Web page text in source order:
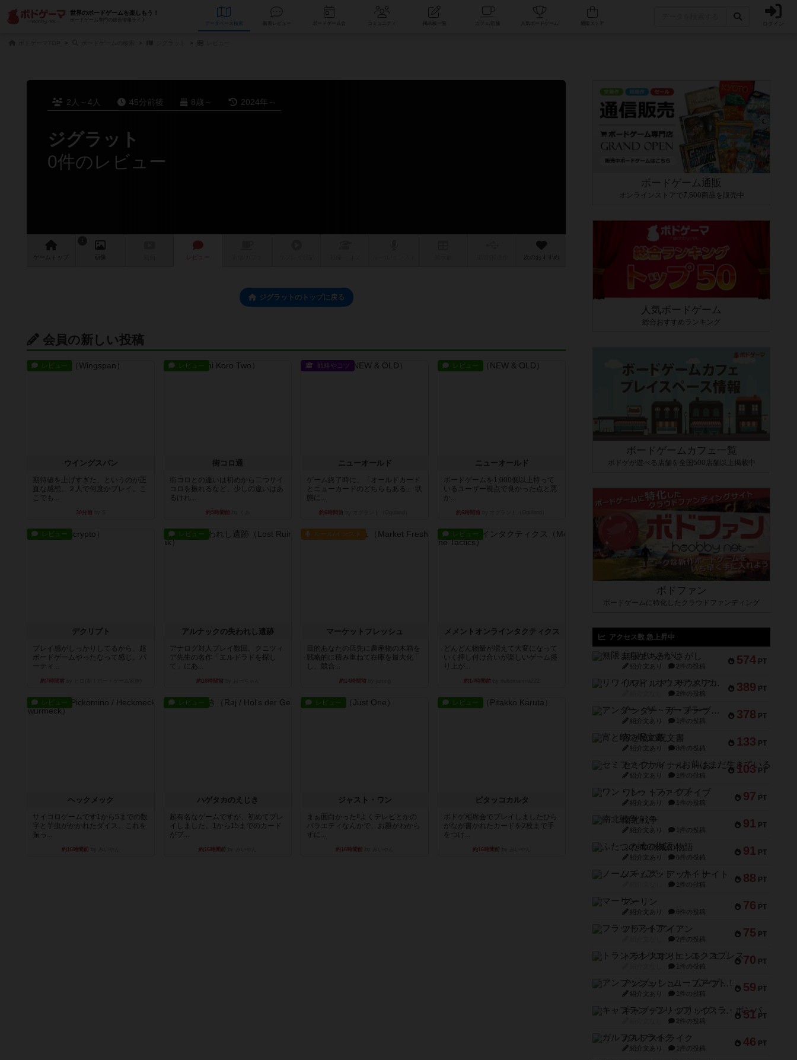
世界のボードゲームを楽しもう！
ボードゲーム専門の総合情報サイト
データベース コミュニティ 人気ボードゲーム ログイン
2人～4人 45分前後 8歳～ 2024年～
ジグラット
0件のレビュー
ゲーム 画像 レビュー 次のおすすめ
ジグラットのトップに戻る
会員の新しい投稿
レビュー
ウイングスパン
期待値を上げすぎた、というのが正
直な感想。２人で何度かプレイ。こ
こでも...
30分前
レビュー
街コロ通
街コロとの違いは初めから二つサイ
コロを振れるなど、少しの違いはあ
るけれ...
約5時間前
戦略やコツ
ニューオールド
ゲーム終了時に、「オールドカード
とニューカードのどちらもある」 状
態に...
約6時間前
レビュー
ニューオールド
ボードゲームを1,000個以上持って
いるユーザー視点で良かった点と悪
か...
約6時間前
レビュー
デクリプト
プレイ感がしっかりしてるから、超
ボードゲームやったなって感じ。パ
ーティ...
約7時間前
レビュー
アルナックの失われし遺跡
アナログ対人プレイ数回。クニツィ
ア先生の名作「エルドラドを探し
て」にあ...
約10時間前
ルール/インスト
マーケットフレッシュ
目的あなたの店先に農産物の木箱を
戦略的に積み重ねて在庫を最大化
し、競合...
約14時間前
レビュー
メメントオンラインタクティクス
どんどん物量が増えて大変になって
いく押し付け合いが楽しいゲーム盛
り上が...
約14時間前
レビュー
ヘックメック
サイコロゲームです1から5までの数
字と芋虫がかかれたダイス。これを
振っ...
約16時間前
レビュー
ハゲタカのえじき
超有名なゲームですが、初めてプレ
イしました。1から15までのカード
がプ...
約16時間前
レビュー
ジャスト・ワン
まぁ面白かった‼️よくテレビとかの
バラエティなんかで、お題がわから
ずに...
約16時間前
レビュー
ピタッコカルタ
ボドゲ相席会でプレイしましたひら
がなが書かれたカードを2枚まで手
をつけ...
約16時間前
ボードゲーム通販
オンラインストアで7,500商品を販売中
人気ボードゲーム
総合おすすめランキング
ボードゲームカフェ一覧
ボドゲが遊べる店舗を全国500店舗以上掲載中
ボドファン
ボードゲームに特化したクラウドファンディング
アクセス数 急上昇中
574 PT
無限まちがいさがし
紹介文あり 2件の投稿
389 PT
リワイルド：サウスアメリカ
2件の投稿
378 PT
アンダー・ザ・テーブラー
紹介文あり 1件の投稿
133 PT
宵と暁の呪文書
紹介文あり 8件の投稿
103 PT
セミファイナル ～お前はまだ生きている～
紹介文あり 1件の投稿
97 PT
ワン・トゥ・ファイブ
紹介文あり 1件の投稿
91 PT
南北戦争
紹介文あり 1件の投稿
91 PT
ふたつの城の物語
紹介文あり 6件の投稿
88 PT
ノームズ・アット・ナイト
1件の投稿
76 PT
マーリン
紹介文あり 6件の投稿
75 PT
フラットアイアン
2件の投稿
70 PT
トランスオリエント・エクスプレス
1件の投稿
59 PT
アンブッシュ！：ムーブアウト！
紹介文あり 1件の投稿
51 PT
キャプテン・フリップ：イスラ・ボンバ
2件の投稿
46 PT
ガルフストライク
紹介文あり 1件の投稿